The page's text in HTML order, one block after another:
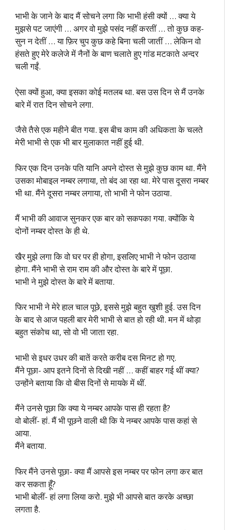
भाभी के जाने के बाद मैं सोचने लगा कि भाभी हंसी क्यों … क्या ये
मुझसे पट जाएंगी … अगर वो मुझे पसंद नहीं करतीं … तो कुछ कह-
सुन न देतीं … या फ़िर चुप कुछ कहे बिना चली जातीं … लेकिन वो
हंसते हुए मेरे कलेजे में नैनों के बाण चलाते हुए गांड मटकाते अन्दर
चली गईं.
ऐसा क्यों हुआ, क्या इसका कोई मतलब था. बस उस दिन से मैं उनके
बारे में रात दिन सोचने लगा.
जैसे तैसे एक महीने बीत गया. इस बीच काम की अधिकता के चलते
मेरी भाभी से एक भी बार मुलाकात नहीं हुई थी.
फिर एक दिन उनके पति यानि अपने दोस्त से मुझे कुछ काम था. मैंने
उसका मोबाइल नम्बर लगाया, तो बंद आ रहा था. मेरे पास दूसरा नम्बर
भी था. मैंने दूसरा नम्बर लगाया, तो भाभी ने फोन उठाया.
मैं भाभी की आवाज सुनकर एक बार को सकपका गया. क्योंकि ये
दोनों नम्बर दोस्त के ही थे.
खैर मुझे लगा कि वो घर पर ही होगा, इसलिए भाभी ने फोन उठाया
होगा. मैंने भाभी से राम राम की और दोस्त के बारे में पूछा.
भाभी ने मुझे दोस्त के बारे में बताया.
फिर भाभी ने मेरे हाल चाल पूछे, इससे मुझे बहुत खुशी हुई. उस दिन
के बाद से आज पहली बार मेरी भाभी से बात हो रही थी. मन में थोड़ा
बहुत संकोच था, सो वो भी जाता रहा.
भाभी से इधर उधर की बातें करते करीब दस मिनट हो गए.
मैंने पूछा- आप इतने दिनों से दिखी नहीं … कहीं बाहर गई थीं क्या?
उन्होंने बताया कि वो बीस दिनों से मायके में थीं.
मैंने उनसे पूछा कि क्या ये नम्बर आपके पास ही रहता है?
वो बोलीं- हां. मैं भी पूछने वाली थी कि ये नम्बर आपके पास कहां से
आया.
मैंने बताया.
फिर मैंने उनसे पूछा- क्या मैं आपसे इस नम्बर पर फोन लगा कर बात
कर सकता हूँ?
भाभी बोलीं- हां लगा लिया करो. मुझे भी आपसे बात करके अच्छा
लगता है.